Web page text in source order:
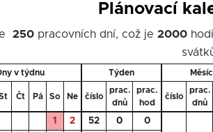
Plánovací
250pracovních dní, což je 2000
v týdnu Týden Měsíc
Čt Pá So Ne číslo
prac.
dnů
prac.
hod
číslo
prac.
dnů
1 2 52 0 0